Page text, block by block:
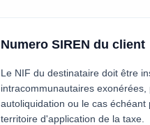
Numero SIREN du client
Le NIF du destinataire doit être
intracommunautaires
autoliquidation ou le cas
territoire d'application de la taxe.